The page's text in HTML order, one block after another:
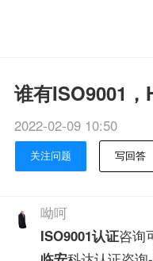
谁有ISO9001
2022-02-09 10:50
关注问题 写回答
呦呵
ISO9001认证咨询